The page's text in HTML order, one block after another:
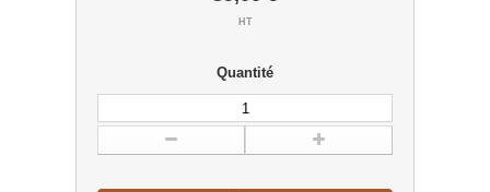
HT
Quantité